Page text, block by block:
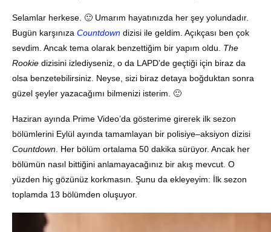
Selamlar herkese. 🙂 Umarım hayatınızda her şey yolundadır.
Bugün karşınıza Countdown dizisi ile geldim. Açıkçası ben çok
sevdim. Ancak tema olarak benzettiğim bir yapım oldu. The
Rookie dizisini izlediyseniz, o da LAPD’de geçtiği için biraz da
olsa benzetebilirsiniz. Neyse, sizi biraz detaya boğduktan sonra
güzel şeyler yazacağımı bilmenizi isterim. 🙂
Haziran ayında Prime Video’da gösterime girerek ilk sezon
bölümlerini Eylül ayında tamamlayan bir polisiye–aksiyon dizisi
Countdown . Her bölüm ortalama 50 dakika sürüyor. Ancak her
bölümün nasıl bittiğini anlamayacağınız bir akış mevcut. O
yüzden hiç gözünüz korkmasın. Şunu da ekleyeyim: İlk sezon
toplamda 13 bölümden oluşuyor.